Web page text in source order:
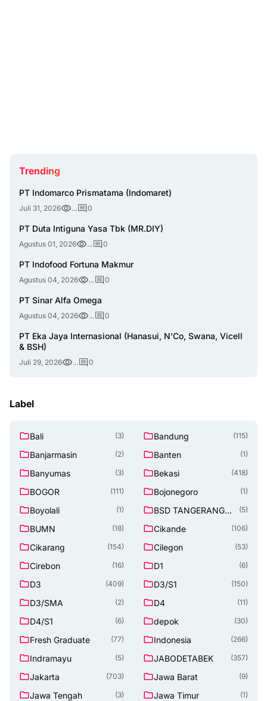
Trending
PT Indomarco Prismatama (Indomaret)
Juli 31, 2026 ... 0
PT Duta Intiguna Yasa Tbk (MR.DIY)
Agustus 01, 2026 ... 0
PT Indofood Fortuna Makmur
Agustus 04, 2026 ... 0
PT Sinar Alfa Omega
Agustus 04, 2026 ... 0
PT Eka Jaya Internasional (Hanasui, N'Co, Swana, Vicell
& BSH)
Juli 29, 2026 ... 0
Label
Bali (3) Bandung (115)
Banjarmasin (2) Banten (1)
Banyumas (3) Bekasi (418)
BOGOR (111) Bojonegoro (1)
Boyolali (1)
BSD TANGERANG
(5)
BUMN (18) Cikande (106)
Cikarang (154) Cilegon (53)
Cirebon (16) D1 (6)
D3 (409) D3/S1 (150)
D3/SMA (2) D4 (11)
D4/S1 (6) depok (30)
Fresh Graduate (77) Indonesia (266)
Indramayu (5) JABODETABEK (357)
Jakarta (703) Jawa Barat (9)
Jawa Tengah (3) Jawa Timur (1)